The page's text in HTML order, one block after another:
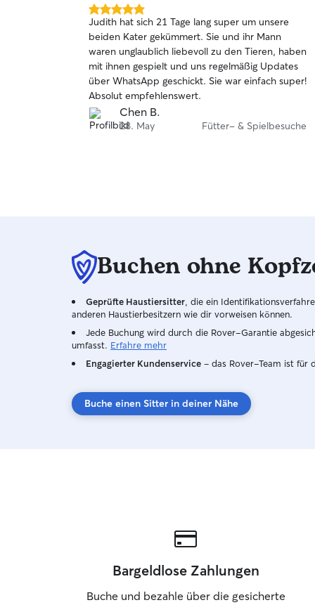
5.0
von
5
Sternen
Judith hat sich 21 Tage lang super um unsere
beiden Kater gekümmert. Sie und ihr Mann
waren unglaublich liebevoll zu den Tieren, haben
mit ihnen gespielt und uns regelmäßig Updates
über WhatsApp geschickt. Sie war einfach super!
Absolut empfehlenswert.
Chen B.
28. May Fütter- & Spielbesuche
Buchen ohne
Geprüfte Haustiersitter , die ein
anderen Haustierbesitzern wie dir vorweisen können.
Jede Buchung wird durch die Rover-Garantie
umfasst. Erfahre mehr
Engagierter Kundenservice – das Rover-Team ist für
Buche einen Sitter in deiner Nähe
Bargeldlose Zahlungen
Buche und bezahle über die gesicherte